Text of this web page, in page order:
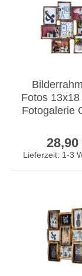
Fotos
Fotogalerie
28,90
Lieferzeit: 1-3